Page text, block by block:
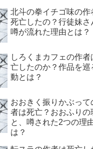
北斗の拳イチゴ味の作
死亡したの？行徒妹さ
噂が流れた理由とは？
しろくまカフェの作者
亡したのか？作品を巡
動とは？
おおきく振りかぶって
者は死亡？おおふりの
と、噂された2つの理
は？